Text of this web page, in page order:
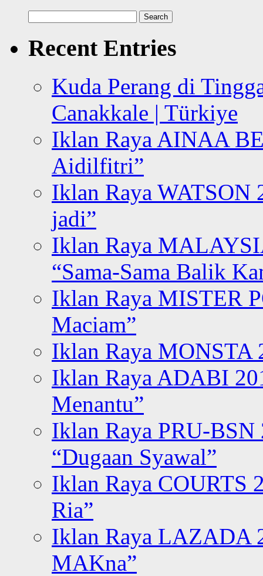
for:
Recent Entries
Kuda Perang di
Canakkale | Türkiye
Iklan Raya AINAA
Aidilfitri”
Iklan Raya WATSON
jadi”
Iklan Raya
“Sama-Sama Balik
Iklan Raya MISTER
Maciam”
Iklan Raya MONSTA
Iklan Raya ADABI
Menantu”
Iklan Raya PRU-BSN
“Dugaan Syawal”
Iklan Raya COURTS
Ria”
Iklan Raya LAZADA
MAKna”